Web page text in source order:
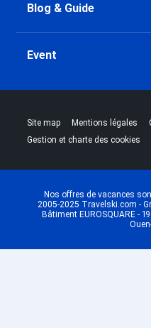
Blog & Guide
Event
Site map |Mentions légales |
Gestion et charte des cookies
Nos offres de vacances
2005-2025 Travelski.com -
Bâtiment EUROSQUARE -